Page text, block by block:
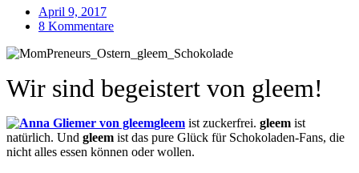
April 9, 2017
8 Kommentare
Wir sind begeistert von gleem!
gleem ist zuckerfrei. gleem ist
natürlich. Und gleem ist das pure Glück für Schokoladen-Fans, die
nicht alles essen können oder wollen.